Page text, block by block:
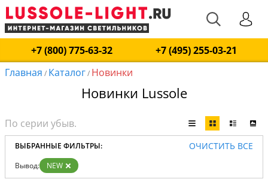
+7 (800) 775-63-32
+7 (495) 255-03-21
Главная / Каталог/ Новинки
Новинки Lussole
ВЫБРАННЫЕ ФИЛЬТРЫ: ОЧИСТИТЬ ВСЕ
Вывод: NEW